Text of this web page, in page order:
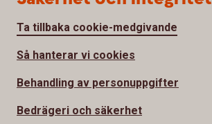
Ta tillbaka cookie-medgivande
Så hanterar vi cookies
Behandling av personuppgifter
Bedrägeri och säkerhet